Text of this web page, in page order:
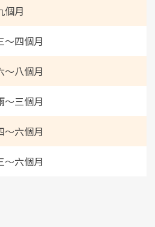
個月
～四個月
～八個月
～三個月
～六個月
～六個月